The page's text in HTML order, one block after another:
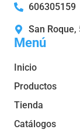
Menú
Inicio
Productos
Tienda
Catálogos
606305159
San Roque,